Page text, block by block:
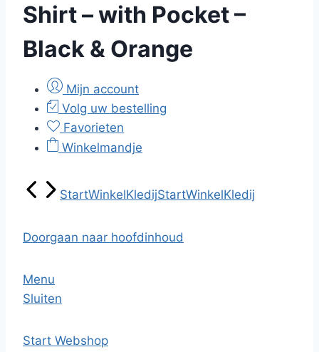
Shirt – with Pocket –
Black & Orange
Mijn account
Volg uw bestelling
Favorieten
Winkelmandje
StartWinkelKledijStartWinkelKledij
Doorgaan naar hoofdinhoud
Menu
Sluiten
Start Webshop